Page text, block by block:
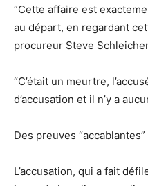
“Cette affaire est
au départ, en regardant
procureur Steve
“C’était un meurtre,
d’accusation et il n’y a
Des preuves “accablantes”
L’accusation, qui a fait